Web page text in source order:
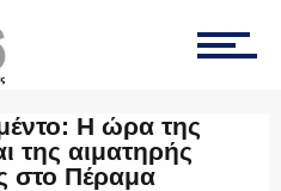
Η ώρα της
της αιματηρής
στο Πέραμα